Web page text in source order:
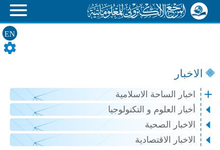
EN
الاخبار
اخبار الساحة الاسلامية
أخبار العلوم و التكنولوجيا
الاخبار الصحية
الاخبار الاقتصادية